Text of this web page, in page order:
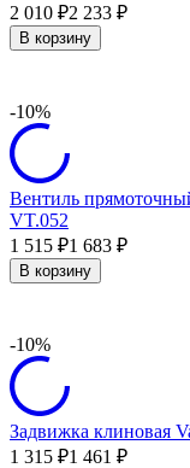
2 010 ₽2 233 ₽
В корзину
-10%
Вентиль
VT.052
1 515 ₽1 683 ₽
В корзину
-10%
Задвижка клиновая
1 315 ₽1 461 ₽